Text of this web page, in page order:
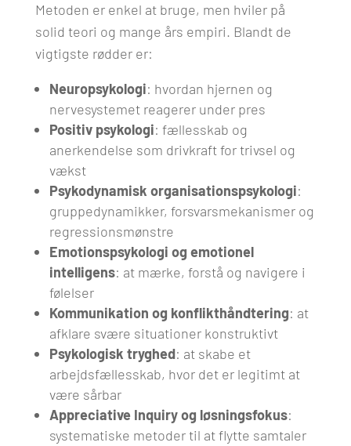
Metoden er enkel at bruge, men hviler på
solid teori og mange års empiri. Blandt de
vigtigste rødder er:
Neuropsykologi: hvordan hjernen og
nervesystemet reagerer under pres
Positiv psykologi: fællesskab og
anerkendelse som drivkraft for trivsel og
vækst
Psykodynamisk organisationspsykologi:
gruppedynamikker, forsvarsmekanismer og
regressionsmønstre
Emotionspsykologi og emotionel
intelligens: at mærke, forstå og navigere i
følelser
Kommunikation og konflikthåndtering: at
afklare svære situationer konstruktivt
Psykologisk tryghed: at skabe et
arbejdsfællesskab, hvor det er legitimt at
være sårbar
Appreciative Inquiry og løsningsfokus:
systematiske metoder til at flytte samtaler